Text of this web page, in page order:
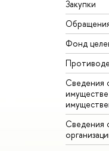
Закупки
Фонд
Сведения
имуществе
Сведения